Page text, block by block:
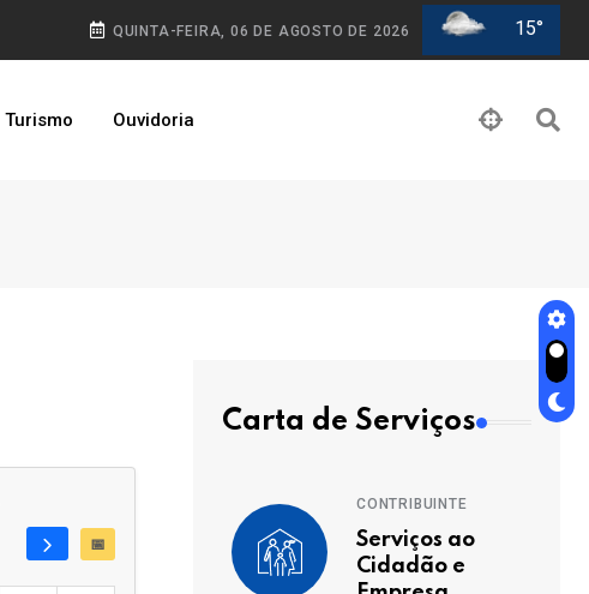
QUINTA-FEIRA, 06 DE AGOSTO DE 2026 15°
Turismo Ouvidoria
📅
Carta de Serviços
CONTRIBUINTE
Serviços ao
Cidadão e